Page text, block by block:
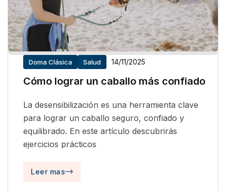
Doma Clásica Salud 14/11/2025
Cómo lograr un caballo más confiado
La desensibilización es una herramienta clave
para lograr un caballo seguro, confiado y
equilibrado. En este artículo descubrirás
ejercicios prácticos
Leer mas